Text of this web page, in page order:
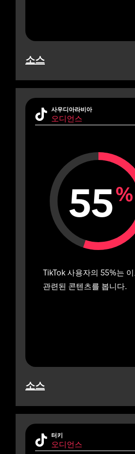
소스
사우디아라비아
오디언스
55%
TikTok 사용자의 55%는
관련된 콘텐츠를 봅니다.
소스
터키
오디언스